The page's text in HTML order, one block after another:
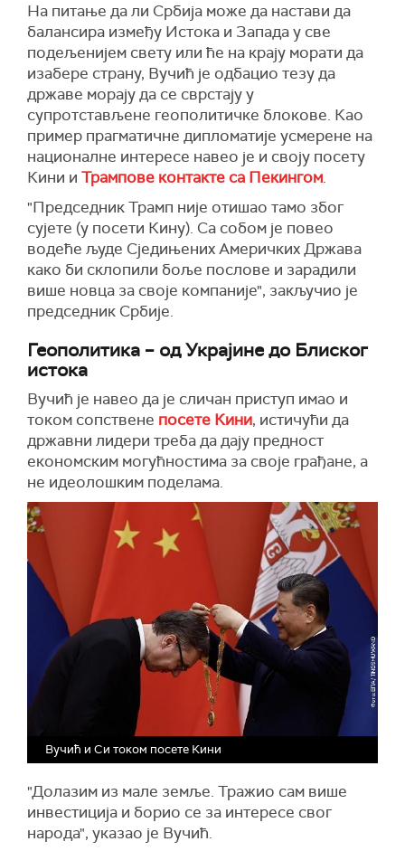
На питање да ли Србија може да настави да
балансира између Истока и Запада у све
подељенијем свету или ће на крају морати да
изабере страну, Вучић је одбацио тезу да
државе морају да се сврстају у
супротстављене геополитичке блокове. Као
пример прагматичне дипломатије усмерене на
националне интересе навео је и своју посету
Кини и Трампове контакте са Пекингом.
"Председник Трамп није отишао тамо због
сујете (у посети Кину). Са собом је повео
водеће људе Сједињених Америчких Држава
како би склопили боље послове и зарадили
више новца за своје компаније", закључио је
председник Србије.
Геополитика – од Украјине до Блиског
истока
Вучић је навео да је сличан приступ имао и
током сопствене посете Кини, истичући да
државни лидери треба да дају предност
економским могућностима за своје грађане, а
не идеолошким поделама.
Вучић и Си током посете Кини
"Долазим из мале земље. Тражио сам више
инвестиција и борио се за интересе свог
народа", указао је Вучић.